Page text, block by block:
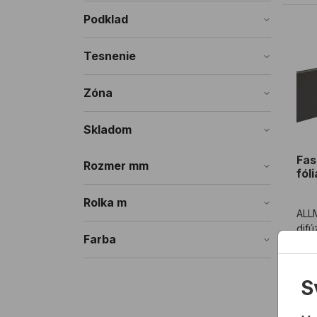
Podklad
Tesnenie
Zóna
Skladom
Rozmer mm
Rolka m
Farba